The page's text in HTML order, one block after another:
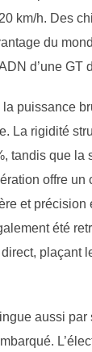
km/h. Des
du
d’une GT
puissance
La rigidité
tandis que la
offre un
et précision
été
plaçant
aussi par